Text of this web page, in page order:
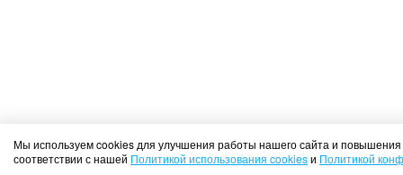
Мы используем cookies для улучшения работы нашего сайта и
соответствии с нашей Политикой использования cookiesи Политикой